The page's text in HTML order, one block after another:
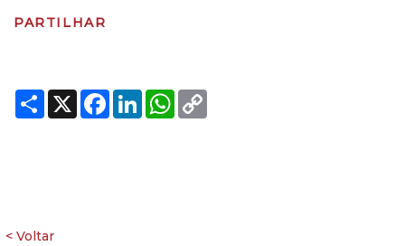
PARTILHAR
Share
X Facebook
LinkedInWhatsApp